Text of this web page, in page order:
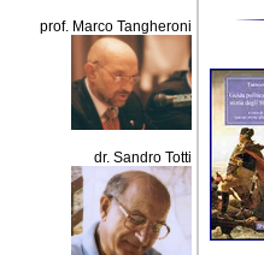
prof. Marco Tangheroni
dr. Sandro Totti